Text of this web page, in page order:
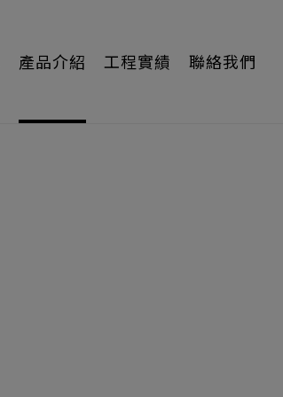
產品介紹 工程實績 聯絡我們